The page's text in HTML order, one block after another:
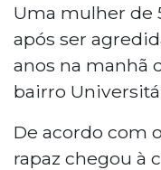
Uma mulher de
após ser
anos na manhã
bairro
De acordo com
rapaz chegou à